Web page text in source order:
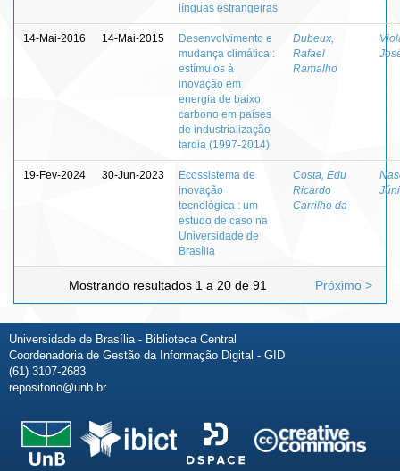
línguas estrangeiras
14-Mai-2016 14-Mai-2015
Desenvolvimento e
mudança climática :
estímulos à
inovação em
energia de baixo
carbono em países
de industrialização
tardia (1997-2014)
Dubeux,
Rafael
Ramalho
19-Fev-2024 30-Jun-2023
Ecossistema de
inovação
tecnológica : um
estudo de caso na
Universidade de
Brasília
Costa, Edu
Ricardo
Carrilho da
Mostrando resultados 1 a 20 de 91 Próximo >
Universidade de Brasília - Biblioteca Central
Coordenadoria de Gestão da Informação Digital - GID
(61) 3107-2683
repositorio@unb.br